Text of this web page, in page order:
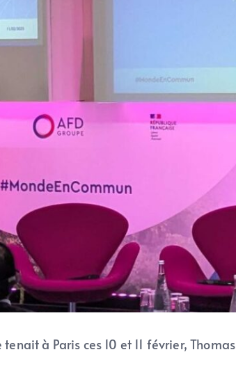
à Paris ces 10 et 11 février, Thomas